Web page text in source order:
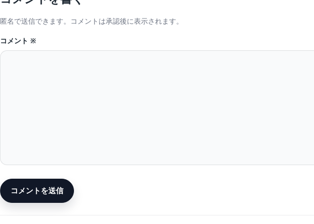
匿名で送信できます。コメントは承認後に表示されます。
コメント ※